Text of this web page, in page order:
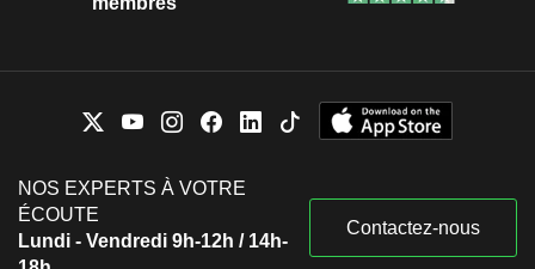
NOS EXPERTS À VOTRE
ÉCOUTE
Lundi - Vendredi 9h-12h / 14h-
Contactez-nous